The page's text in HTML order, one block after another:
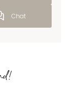
Chat